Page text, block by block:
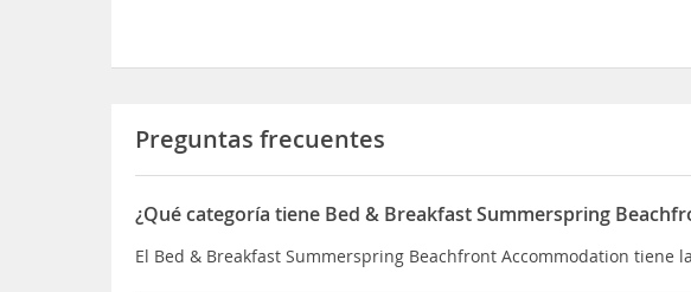
Preguntas frecuentes
¿Qué categoría tiene Bed & Breakfast Summerspring
El Bed & Breakfast Summerspring Beachfront Accommodation tiene